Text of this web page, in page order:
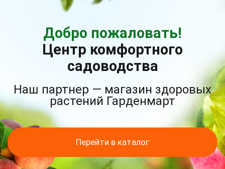
Добро пожаловать!
Центр комфортного
садоводства
Наш партнер — магазин здоровых
растений Гарденмарт
Перейти в каталог